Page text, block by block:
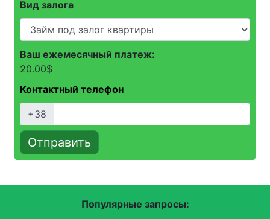
Вид залога
Ваш ежемесячный платеж:
20.00$
Контактный телефон
+38
Отправить
Популярные запросы: